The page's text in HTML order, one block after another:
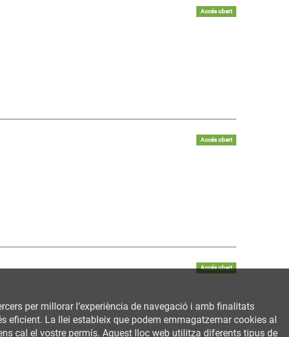
Accés obert
Accés obert
Accés obert
per millorar l’experiència de navegació i amb finalitats
eficient. La llei estableix que podem emmagatzemar cookies al
cal el vostre permís. Aquest lloc web utilitza diferents tipus de